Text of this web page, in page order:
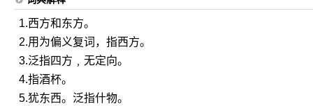
1.西方和东方。
2.用为偏义复词，指西方。
3.泛指四方﹐无定向。
4.指酒杯。
5.犹东西。泛指什物。